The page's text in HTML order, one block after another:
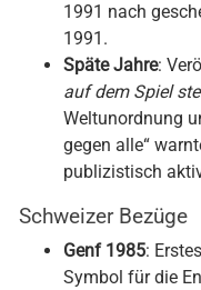
1991 nach
1991.
Späte Jahre:
auf dem Spiel
Weltunordnung
gegen alle“
publizistisch
Schweizer Bezüge
Genf 1985:
Symbol für die